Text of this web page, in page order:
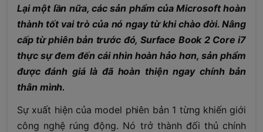
Lại một lần nữa, các sản phẩm của Microsoft hoàn
thành tốt vai trò của nó ngay từ khi chào đời. Nâng
cấp từ phiên bản trước đó, Surface Book 2 Core i7
thực sự đem đến cái nhìn hoàn hảo hơn, sản phẩm
được đánh giá là đã hoàn thiện ngay chính bản
thân mình.
Sự xuất hiện của model phiên bản 1 từng khiến giới
công nghệ rúng động. Nó trở thành đối thủ chính